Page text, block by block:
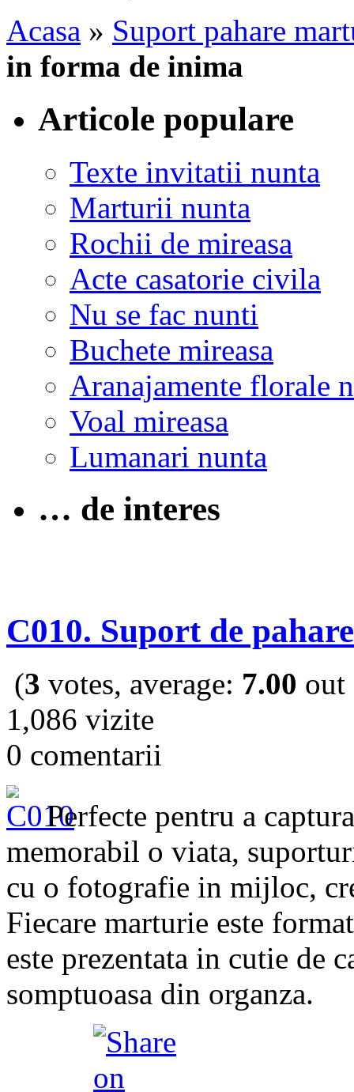
Acasa » Suport pahare
in forma de inima
Articole populare
Texte invitatii nunta
Marturii nunta
Rochii de mireasa
Acte casatorie civila
Nu se fac nunti
Buchete mireasa
Aranajamente florale
Voal mireasa
Lumanari nunta
… de interes
C010. Suport de
(3 votes, average: 7.00 out
1,086 vizite
0 comentarii
Perfecte pentru a
memorabil o viata,
cu o fotografie in mijloc,
Fiecare marturie este
este prezentata in cutie de
somptuoasa din organza.